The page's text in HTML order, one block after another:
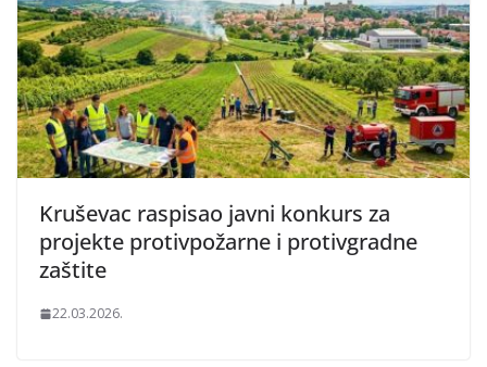
Kruševac raspisao javni konkurs za
projekte protivpožarne i protivgradne
zaštite
22.03.2026.